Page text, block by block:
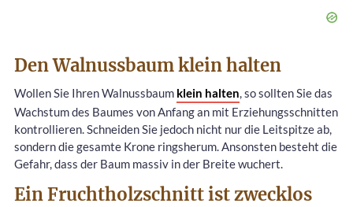
Den Walnussbaum klein halten
Wollen Sie Ihren Walnussbaum klein halten, so sollten Sie das
Wachstum des Baumes von Anfang an mit Erziehungsschnitten
kontrollieren. Schneiden Sie jedoch nicht nur die Leitspitze ab,
sondern die gesamte Krone ringsherum. Ansonsten besteht die
Gefahr, dass der Baum massiv in der Breite wuchert.
Ein Fruchtholzschnitt ist zwecklos